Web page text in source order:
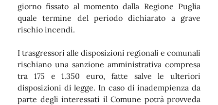
giorno fissato al momento dalla Regione Puglia
quale termine del periodo dichiarato a grave
rischio incendi.
I trasgressori alle disposizioni regionali e comunali
rischiano una sanzione amministrativa compresa
tra 175 e 1.350 euro, fatte salve le ulteriori
disposizioni di legge. In caso di inadempienza da
parte degli interessati il Comune potrà provveda